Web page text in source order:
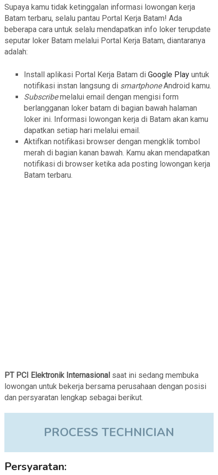
Supaya kamu tidak ketinggalan informasi lowongan kerja
Batam terbaru, selalu pantau Portal Kerja Batam! Ada
beberapa cara untuk selalu mendapatkan info loker terupdate
seputar loker Batam melalui Portal Kerja Batam, diantaranya
adalah:
Install aplikasi Portal Kerja Batam di Google Playuntuk
notifikasi instan langsung di smartphoneAndroid kamu.
Subscribemelalui email dengan mengisi form
berlangganan loker batam di bagian bawah halaman
loker ini. Informasi lowongan kerja di Batam akan kamu
dapatkan setiap hari melalui email.
Aktifkan notifikasi browser dengan mengklik tombol
merah di bagian kanan bawah. Kamu akan mendapatkan
notifikasi di browser ketika ada posting lowongan kerja
Batam terbaru.
PT PCI Elektronik Internasional saat ini sedang membuka
lowongan untuk bekerja bersama perusahaan dengan posisi
dan persyaratan lengkap sebagai berikut.
PROCESS TECHNICIAN
Persyaratan: